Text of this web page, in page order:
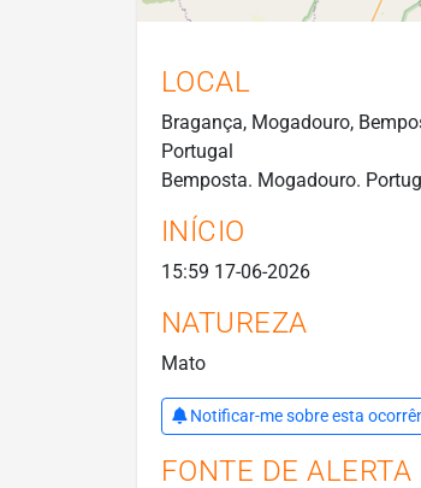
LOCAL
Bragança, Mogadouro,
Portugal
Bemposta. Mogadouro.
INÍCIO
15:59 17-06-2026
NATUREZA
Mato
Notificar-me sobre esta
FONTE DE ALERTA